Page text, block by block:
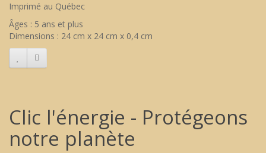
Imprimé au Québec
Âges : 5 ans et plus
Dimensions : 24 cm x 24 cm x 0,4 cm
Clic l'énergie - Protégeons
notre planète